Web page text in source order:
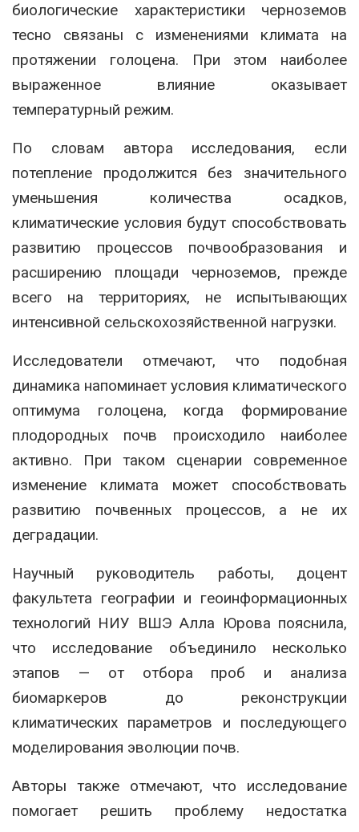
биологические характеристики черноземов
тесно связаны с изменениями климата на
протяжении голоцена. При этом наиболее
выраженное влияние оказывает
температурный режим.
По словам автора исследования, если
потепление продолжится без значительного
уменьшения количества осадков,
климатические условия будут способствовать
развитию процессов почвообразования и
расширению площади черноземов, прежде
всего на территориях, не испытывающих
интенсивной сельскохозяйственной нагрузки.
Исследователи отмечают, что подобная
динамика напоминает условия климатического
оптимума голоцена, когда формирование
плодородных почв происходило наиболее
активно. При таком сценарии современное
изменение климата может способствовать
развитию почвенных процессов, а не их
деградации.
Научный руководитель работы, доцент
факультета географии и геоинформационных
технологий НИУ ВШЭ Алла Юрова пояснила,
что исследование объединило несколько
этапов — от отбора проб и анализа
биомаркеров до реконструкции
климатических параметров и последующего
моделирования эволюции почв.
Авторы также отмечают, что исследование
помогает решить проблему недостатка